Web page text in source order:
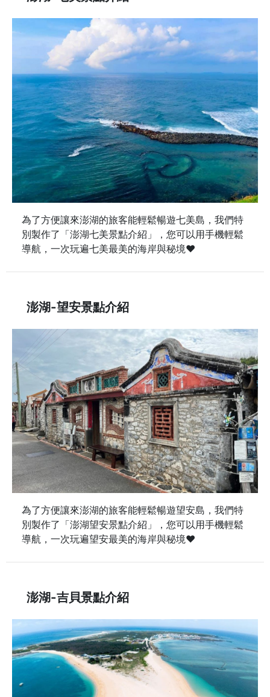
為了方便讓來澎湖的旅客能輕鬆暢遊七美島，我們特
別製作了「澎湖七美景點介紹」，您可以用手機輕鬆
導航，一次玩遍七美最美的海岸與秘境♥
澎湖-望安景點介紹
為了方便讓來澎湖的旅客能輕鬆暢遊望安島，我們特
別製作了「澎湖望安景點介紹」，您可以用手機輕鬆
導航，一次玩遍望安最美的海岸與秘境♥
澎湖-吉貝景點介紹